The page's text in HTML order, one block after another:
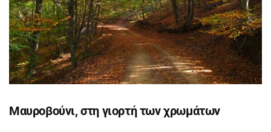
Μαυροβούνι, στη γιορτή των χρωμάτων